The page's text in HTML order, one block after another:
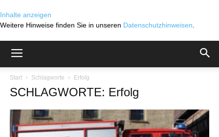
Inhalte anzeigen
Weitere Hinweise finden Sie in unseren Datenschutzhinweisen
Start Schlagworte Erfolg
SCHLAGWORTE: Erfolg